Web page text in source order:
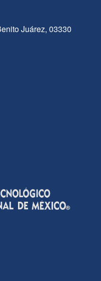
Juárez, 03330